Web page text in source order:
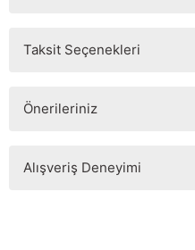
Taksit Seçenekleri
Önerileriniz
konularda yetersiz
Alışveriş Deneyimi